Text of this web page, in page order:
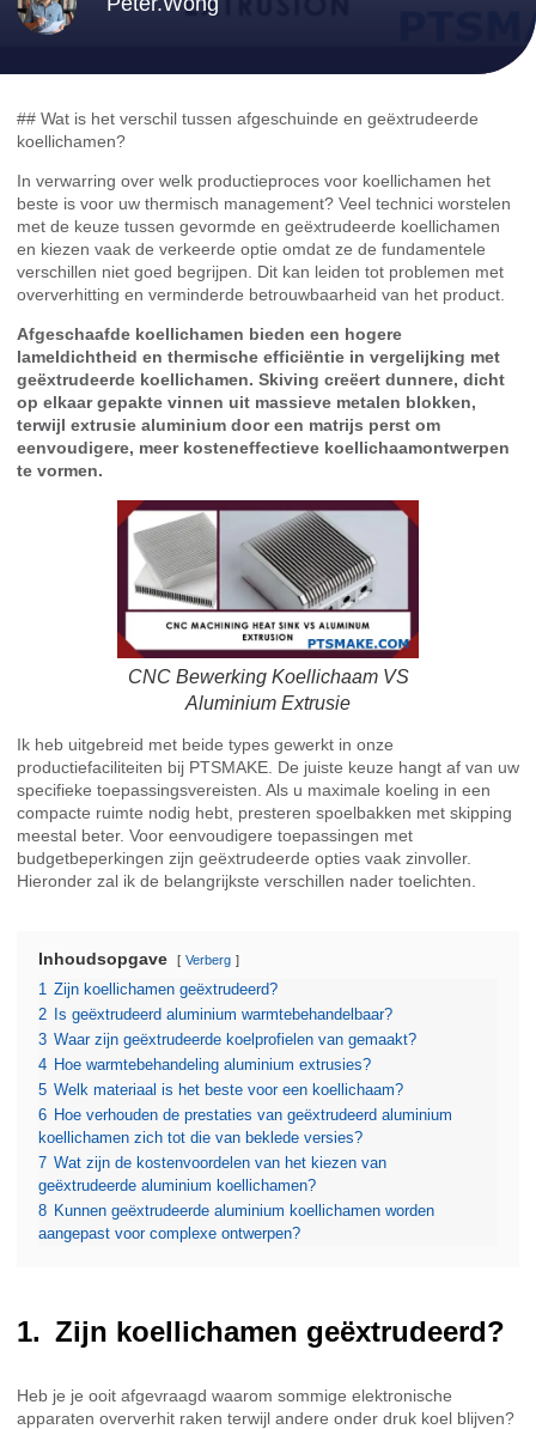
## Wat is het verschil tussen afgeschuinde en geëxtrudeerde
koellichamen?
In verwarring over welk productieproces voor koellichamen het
beste is voor uw thermisch management? Veel technici worstelen
met de keuze tussen gevormde en geëxtrudeerde koellichamen
en kiezen vaak de verkeerde optie omdat ze de fundamentele
verschillen niet goed begrijpen. Dit kan leiden tot problemen met
oververhitting en verminderde betrouwbaarheid van het product.
Afgeschaafde koellichamen bieden een hogere
lameldichtheid en thermische efficiëntie in vergelijking met
geëxtrudeerde koellichamen. Skiving creëert dunnere, dicht
op elkaar gepakte vinnen uit massieve metalen blokken,
terwijl extrusie aluminium door een matrijs perst om
eenvoudigere, meer kosteneffectieve koellichaamontwerpen
te vormen.
CNC Bewerking Koellichaam VS
Aluminium Extrusie
Ik heb uitgebreid met beide types gewerkt in onze
productiefaciliteiten bij PTSMAKE. De juiste keuze hangt af van uw
specifieke toepassingsvereisten. Als u maximale koeling in een
compacte ruimte nodig hebt, presteren spoelbakken met skipping
meestal beter. Voor eenvoudigere toepassingen met
budgetbeperkingen zijn geëxtrudeerde opties vaak zinvoller.
Hieronder zal ik de belangrijkste verschillen nader toelichten.
Inhoudsopgave Verberg
1 Zijn koellichamen geëxtrudeerd?
2
Is geëxtrudeerd aluminium warmtebehandelbaar?
3 Waar zijn geëxtrudeerde koelprofielen van gemaakt?
4 Hoe warmtebehandeling aluminium extrusies?
5 Welk materiaal is het beste voor een koellichaam?
6 Hoe verhouden de prestaties van geëxtrudeerd aluminium
koellichamen zich tot die van beklede versies?
7 Wat zijn de kostenvoordelen van het kiezen van
geëxtrudeerde aluminium koellichamen?
8 Kunnen geëxtrudeerde aluminium koellichamen worden
aangepast voor complexe ontwerpen?
Zijn koellichamen geëxtrudeerd?
Heb je je ooit afgevraagd waarom sommige elektronische
apparaten oververhit raken terwijl andere onder druk koel blijven?